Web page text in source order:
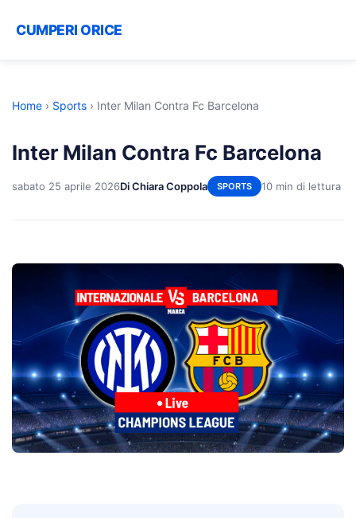
CUMPERI ORICE
Home › Sports › Inter Milan Contra Fc Barcelona
Inter Milan Contra Fc Barcelona
sabato 25 aprile 2026Di Chiara Coppola SPORTS 10 min di lettura